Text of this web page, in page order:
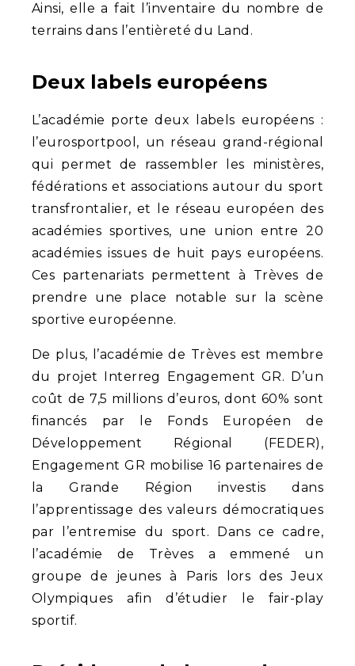
Ainsi, elle a fait l’inventaire du nombre de
terrains dans l’entièreté du Land.
Deux labels européens
L’académie porte deux labels européens :
l’eurosportpool, un réseau grand-régional
qui permet de rassembler les ministères,
fédérations et associations autour du sport
transfrontalier, et le réseau européen des
académies sportives, une union entre 20
académies issues de huit pays européens.
Ces partenariats permettent à Trèves de
prendre une place notable sur la scène
sportive européenne.
De plus, l’académie de Trèves est membre
du projet Interreg Engagement GR. D’un
coût de 7,5 millions d’euros, dont 60% sont
financés par le Fonds Européen de
Développement Régional (FEDER),
Engagement GR mobilise 16 partenaires de
la Grande Région investis dans
l’apprentissage des valeurs démocratiques
par l’entremise du sport. Dans ce cadre,
l’académie de Trèves a emmené un
groupe de jeunes à Paris lors des Jeux
Olympiques afin d’étudier le fair-play
sportif.